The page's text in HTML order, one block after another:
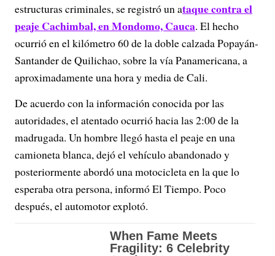
estructuras criminales, se registró un ataque contra el
peaje Cachimbal, en Mondomo, Cauca. El hecho
ocurrió en el kilómetro 60 de la doble calzada Popayán-
Santander de Quilichao, sobre la vía Panamericana, a
aproximadamente una hora y media de Cali.
De acuerdo con la información conocida por las
autoridades, el atentado ocurrió hacia las 2:00 de la
madrugada. Un hombre llegó hasta el peaje en una
camioneta blanca, dejó el vehículo abandonado y
posteriormente abordó una motocicleta en la que lo
esperaba otra persona, informó El Tiempo. Poco
después, el automotor explotó.